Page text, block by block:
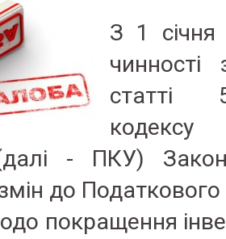
З 1
чинності
статті
кодексу
- ПКУ)
до Податкового
покращення